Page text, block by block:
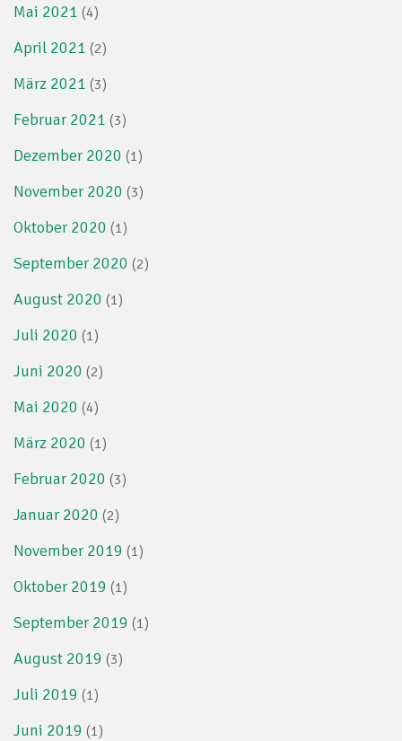
Mai 2021 (4)
April 2021 (2)
März 2021 (3)
Februar 2021 (3)
Dezember 2020 (1)
November 2020 (3)
Oktober 2020 (1)
September 2020 (2)
August 2020 (1)
Juli 2020 (1)
Juni 2020 (2)
Mai 2020 (4)
März 2020 (1)
Februar 2020 (3)
Januar 2020 (2)
November 2019 (1)
Oktober 2019 (1)
September 2019 (1)
August 2019 (3)
Juli 2019 (1)
Juni 2019 (1)